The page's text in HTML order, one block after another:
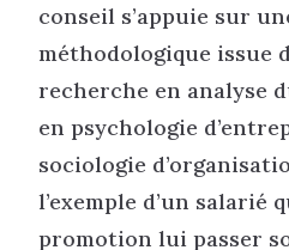
conseil s’appuie sur
méthodologique issue
recherche en analyse
en psychologie
sociologie
l’exemple d’un salarié
promotion lui passer